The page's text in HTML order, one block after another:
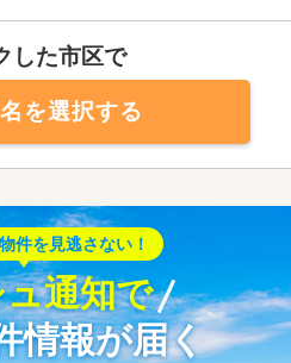
した市区で
を選択する
件を見逃さない！
通知で
情報が届く